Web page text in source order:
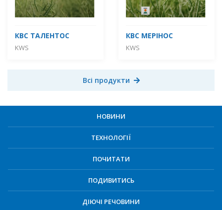
КВС ТАЛЕНТОС
KWS
КВС МЕРІНОС
KWS
Всі продукти
НОВИНИ
ТЕХНОЛОГІЇ
ПОЧИТАТИ
ПОДИВИТИСЬ
ДІЮЧІ РЕЧОВИНИ